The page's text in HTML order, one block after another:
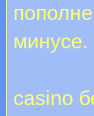
минусе.
casino